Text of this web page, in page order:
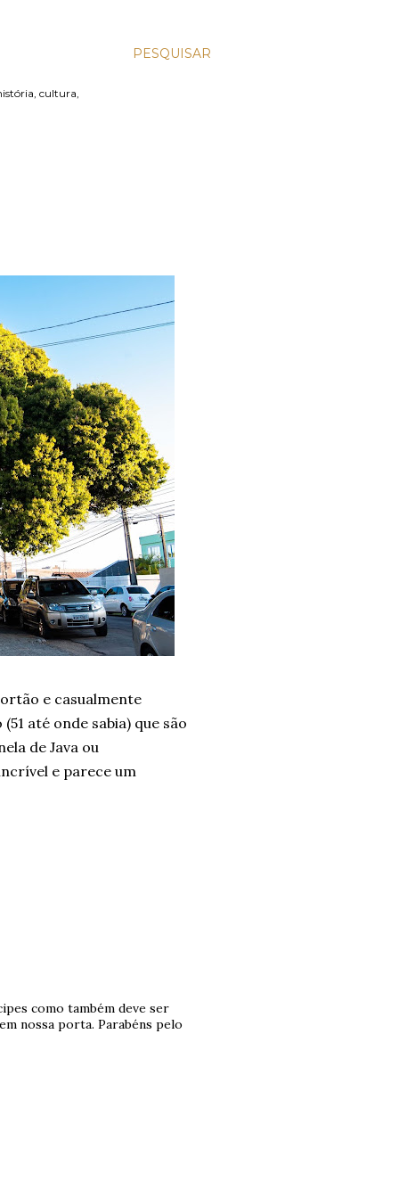
PESQUISAR
cultura,
e casualmente
até onde sabia) que são
de Java ou
e parece um
como também deve ser
nossa porta. Parabéns pelo